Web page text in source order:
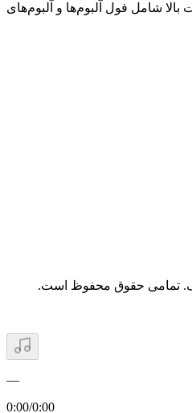
شامل فول آلبوم‌ها و آلبوم‌های
تمامی حقوق محفوظ است.
—
0:00/0:00